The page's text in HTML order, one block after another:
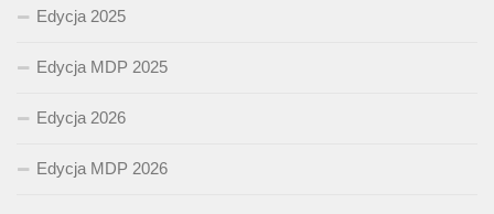
Edycja 2025
Edycja MDP 2025
Edycja 2026
Edycja MDP 2026